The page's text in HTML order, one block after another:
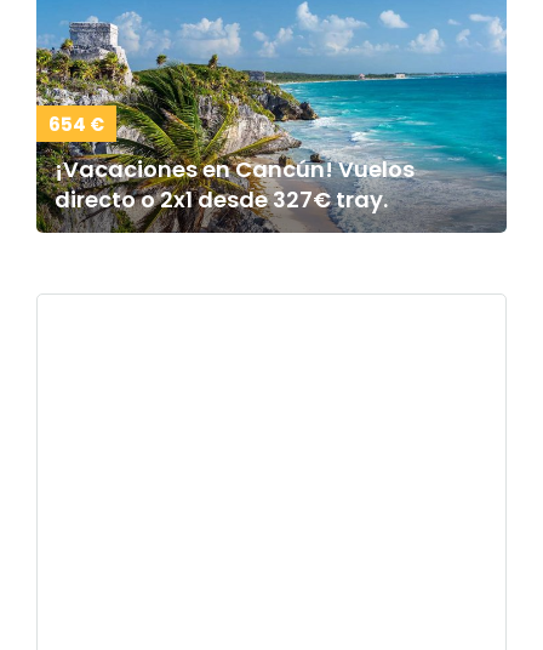
654 €
¡Vacaciones en Cancún! Vuelos
directo o 2x1 desde 327€ tray.